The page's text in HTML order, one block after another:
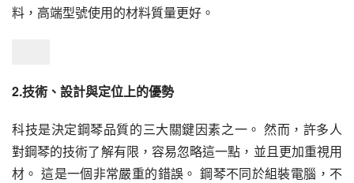
料，高端型號使用的材料質量更好。
2.技術、設計與定位上的優勢
科技是決定鋼琴品質的三大關鍵因素之一。 然而，許多人
對鋼琴的技術了解有限，容易忽略這一點，並且更加重視用
材。 這是一個非常嚴重的錯誤。 鋼琴不同於組裝電腦，不